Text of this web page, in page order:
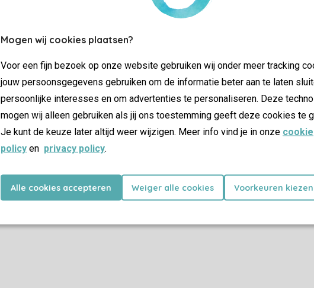
Mogen wij cookies plaatsen?
Voor een fijn bezoek op onze website gebruiken wij onder meer tracking
jouw persoonsgegevens gebruiken om de informatie beter aan te laten
persoonlijke interesses en om advertenties te personaliseren. Deze
mogen wij alleen gebruiken als jij ons toestemming geeft deze cookies te
Je kunt de keuze later altijd weer wijzigen. Meer info vind je in onze cookie
policy en privacy policy.
Alle cookies accepteren Weiger alle cookies Voorkeuren kiezen